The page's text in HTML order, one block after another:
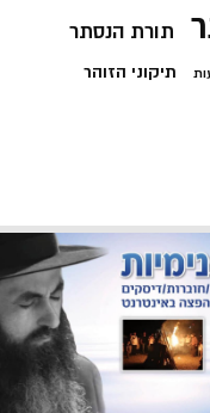
תורת הנסתר
תיקוני הזוהר